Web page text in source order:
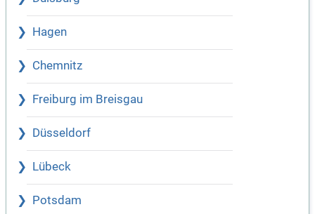
Hagen
Chemnitz
Freiburg im Breisgau
Düsseldorf
Lübeck
Potsdam